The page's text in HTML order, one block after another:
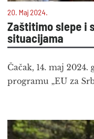
20. Maj 2024.
Zaštitimo slepe i
situacijama
Čačak, 14. maj
programu „EU za